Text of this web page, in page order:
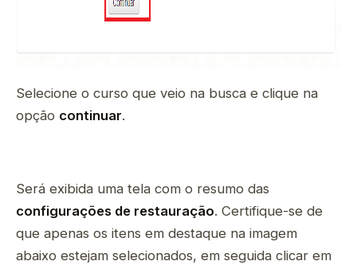
Selecione o curso que veio na busca e clique na
opção continuar.
Será exibida uma tela com o resumo das
configurações de restauração. Certifique-se de
que apenas os itens em destaque na imagem
abaixo estejam selecionados, em seguida clicar em